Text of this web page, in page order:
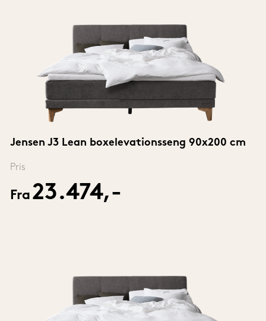
Jensen J3 Lean boxelevationsseng 90x200 cm
Pris
Fra 23.474,-